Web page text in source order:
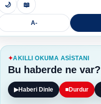
🌙 📖
A-
AKILLI OKUMA ASISTANI
Bu haberde ne var?
▶Haberi Dinle ■Durdur